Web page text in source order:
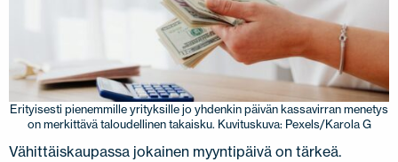
Erityisesti pienemmille yrityksille jo yhdenkin päivän kassavirran menetys
on merkittävä taloudellinen takaisku. Kuvituskuva: Pexels/Karola G
Vähittäiskaupassa jokainen myyntipäivä on tärkeä.